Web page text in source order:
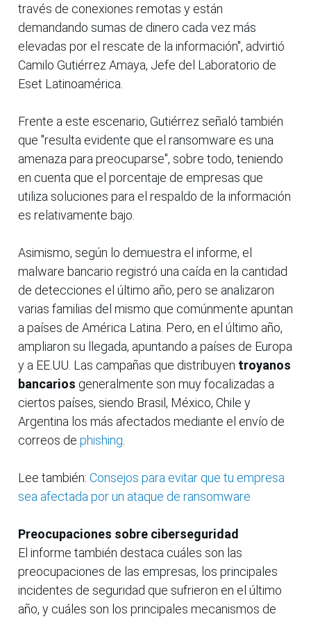
través de conexiones remotas y están
demandando sumas de dinero cada vez más
elevadas por el rescate de la información", advirtió
Camilo Gutiérrez Amaya, Jefe del Laboratorio de
Eset Latinoamérica.
Frente a este escenario, Gutiérrez señaló también
que "resulta evidente que el ransomware es una
amenaza para preocuparse", sobre todo, teniendo
en cuenta que el porcentaje de empresas que
utiliza soluciones para el respaldo de la información
es relativamente bajo.
Asimismo, según lo demuestra el informe, el
malware bancario registró una caída en la cantidad
de detecciones el último año, pero se analizaron
varias familias del mismo que comúnmente apuntan
a países de América Latina. Pero, en el último año,
ampliaron su llegada, apuntando a países de Europa
y a EE.UU. Las campañas que distribuyen troyanos
bancarios generalmente son muy focalizadas a
ciertos países, siendo Brasil, México, Chile y
Argentina los más afectados mediante el envío de
correos de phishing
Lee también: Consejos para evitar que tu empresa
sea afectada por un ataque de ransomware
Preocupaciones sobre ciberseguridad
El informe también destaca cuáles son las
preocupaciones de las empresas, los principales
incidentes de seguridad que sufrieron en el último
año, y cuáles son los principales mecanismos de